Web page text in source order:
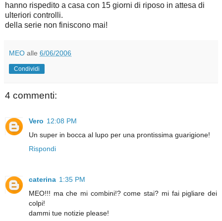
hanno rispedito a casa con 15 giorni di riposo in attesa di
ulteriori controlli.
della serie non finiscono mai!
MEO alle 6/06/2006
Condividi
4 commenti:
Vero 12:08 PM
Un super in bocca al lupo per una prontissima guarigione!
Rispondi
caterina 1:35 PM
MEO!!! ma che mi combini!? come stai? mi fai pigliare dei
colpi!
dammi tue notizie please!